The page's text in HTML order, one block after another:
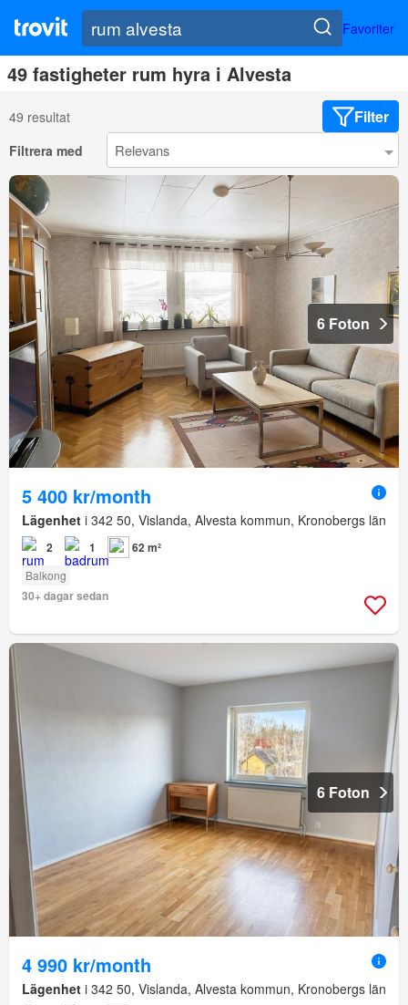
Favoriter
49 fastigheter rum hyra i Alvesta
49 resultat Filter
Filtrera med
6 Foton
5 400 kr/month
Lägenhet i 342 50, Vislanda, Alvesta kommun, Kronobergs län
2 1 62 m²
Balkong
30+ dagar sedan
6 Foton
4 990 kr/month
Lägenhet i 342 50, Vislanda, Alvesta kommun, Kronobergs län